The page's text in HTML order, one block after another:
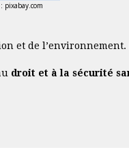
pixabay.com
et de
droit et à la sécurité